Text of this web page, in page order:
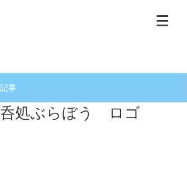
記事
呑処ぶらぼう ロゴ